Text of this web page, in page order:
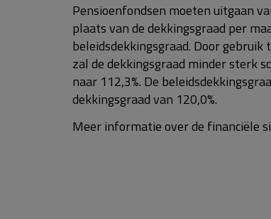
Pensioenfondsen moeten uitgaan
plaats van de dekkingsgraad per
beleidsdekkingsgraad. Door
zal de dekkingsgraad minder sterk
naar 112,3%. De
dekkingsgraad van 120,0%.
Meer informatie over de financiële